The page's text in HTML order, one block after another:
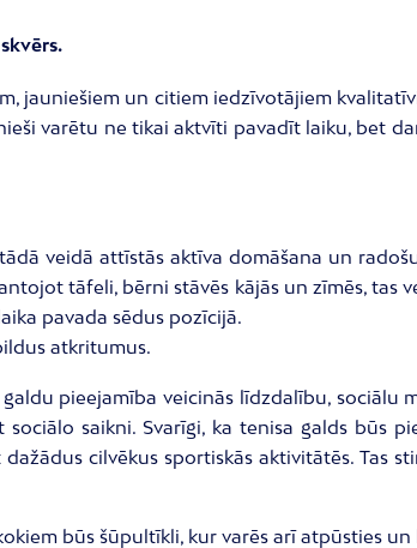
jauniešiem un citiem iedzīvotājiem
varētu ne tikai aktvīti pavadīt laiku, bet
veidā attīstās aktīva domāšana un
tāfeli, bērni stāvēs kājās un zīmēs, tas
pavada sēdus pozīcijā.
atkritumus.
pieejamība veicinās līdzdalību, sociālu
saikni. Svarīgi, ka tenisa galds būs
cilvēkus sportiskās aktivitātēs. Tas
būs šūpultīkli, kur varēs arī atpūsties